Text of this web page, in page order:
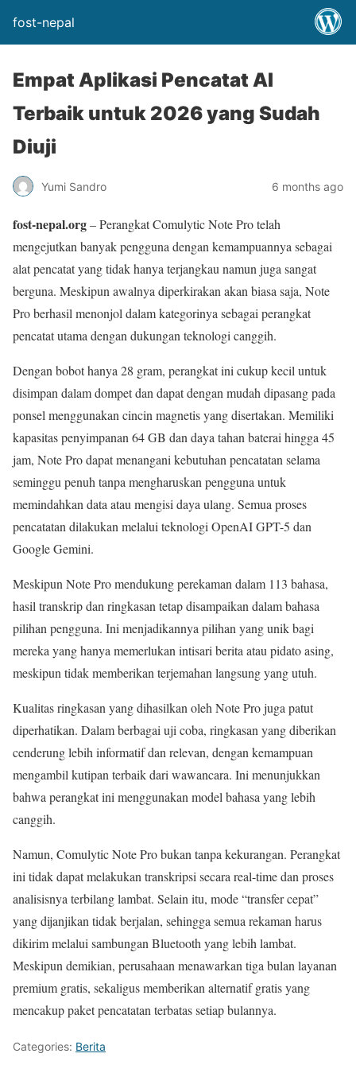
fost-nepal
Empat Aplikasi Pencatat AI
Terbaik untuk 2026 yang Sudah
Diuji
Yumi Sandro 6 months ago
fost-nepal.org– Perangkat Comulytic Note Pro telah
mengejutkan banyak pengguna dengan kemampuannya sebagai
alat pencatat yang tidak hanya terjangkau namun juga sangat
berguna. Meskipun awalnya diperkirakan akan biasa saja, Note
Pro berhasil menonjol dalam kategorinya sebagai perangkat
pencatat utama dengan dukungan teknologi canggih.
Dengan bobot hanya 28 gram, perangkat ini cukup kecil untuk
disimpan dalam dompet dan dapat dengan mudah dipasang pada
ponsel menggunakan cincin magnetis yang disertakan. Memiliki
kapasitas penyimpanan 64 GB dan daya tahan baterai hingga 45
jam, Note Pro dapat menangani kebutuhan pencatatan selama
seminggu penuh tanpa mengharuskan pengguna untuk
memindahkan data atau mengisi daya ulang. Semua proses
pencatatan dilakukan melalui teknologi OpenAI GPT-5 dan
Google Gemini.
Meskipun Note Pro mendukung perekaman dalam 113 bahasa,
hasil transkrip dan ringkasan tetap disampaikan dalam bahasa
pilihan pengguna. Ini menjadikannya pilihan yang unik bagi
mereka yang hanya memerlukan intisari berita atau pidato asing,
meskipun tidak memberikan terjemahan langsung yang utuh.
Kualitas ringkasan yang dihasilkan oleh Note Pro juga patut
diperhatikan. Dalam berbagai uji coba, ringkasan yang diberikan
cenderung lebih informatif dan relevan, dengan kemampuan
mengambil kutipan terbaik dari wawancara. Ini menunjukkan
bahwa perangkat ini menggunakan model bahasa yang lebih
canggih.
Namun, Comulytic Note Pro bukan tanpa kekurangan. Perangkat
ini tidak dapat melakukan transkripsi secara real-time dan proses
analisisnya terbilang lambat. Selain itu, mode “transfer cepat”
yang dijanjikan tidak berjalan, sehingga semua rekaman harus
dikirim melalui sambungan Bluetooth yang lebih lambat.
Meskipun demikian, perusahaan menawarkan tiga bulan layanan
premium gratis, sekaligus memberikan alternatif gratis yang
mencakup paket pencatatan terbatas setiap bulannya.
Categories: Berita